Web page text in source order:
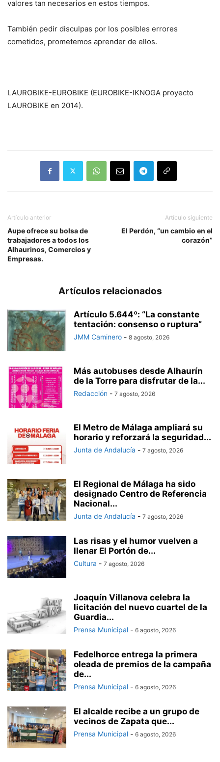
valores tan necesarios en estos tiempos.
También pedir disculpas por los posibles errores
cometidos, prometemos aprender de ellos.
LAUROBIKE-EUROBIKE (EUROBIKE-IKNOGA proyecto
LAUROBIKE en 2014).
Artículo anterior
Aupe ofrece su bolsa de
trabajadores a todos los
Alhaurinos, Comercios y
Empresas.
Artículo siguiente
El Perdón, “un cambio en el
corazón”
Artículos relacionados
Artículo 5.644º: “La constante
tentación: consenso o ruptura”
JMM Caminero - 8 agosto, 2026
Más autobuses desde Alhaurín
de la Torre para disfrutar de la...
Redacción - 7 agosto, 2026
El Metro de Málaga ampliará su
horario y reforzará la seguridad...
Junta de Andalucía - 7 agosto, 2026
El Regional de Málaga ha sido
designado Centro de Referencia
Nacional...
Junta de Andalucía - 7 agosto, 2026
Las risas y el humor vuelven a
llenar El Portón de...
Cultura - 7 agosto, 2026
Joaquín Villanova celebra la
licitación del nuevo cuartel de la
Guardia...
Prensa Municipal - 6 agosto, 2026
Fedelhorce entrega la primera
oleada de premios de la campaña
de...
Prensa Municipal - 6 agosto, 2026
El alcalde recibe a un grupo de
vecinos de Zapata que...
Prensa Municipal - 6 agosto, 2026